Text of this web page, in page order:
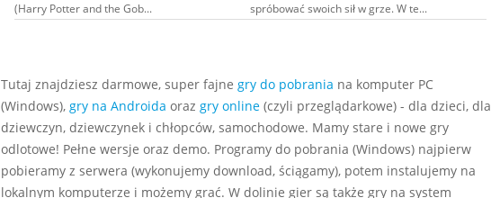
(Harry Potter and the Gob...
spróbować swoich sił w grze. W te...
Tutaj znajdziesz darmowe, super fajne gry do pobrania na komputer PC
(Windows), gry na Androida oraz gry online(czyli przeglądarkowe) - dla dzieci, dla
dziewczyn, dziewczynek i chłopców, samochodowe. Mamy stare i nowe gry
odlotowe! Pełne wersje oraz demo. Programy do pobrania (Windows) najpierw
pobieramy z serwera (wykonujemy download, ściągamy), potem instalujemy na
lokalnym komputerze i możemy grać. W dolinie gier są także gry na system